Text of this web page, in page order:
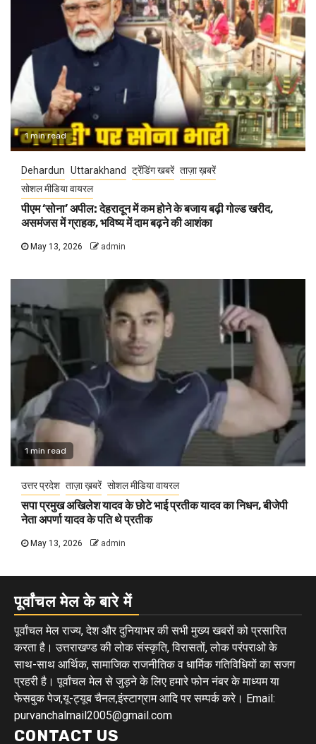
1 min read
Dehardun Uttarakhand ट्रेंडिंग खबरें ताज़ा ख़बरें
सोशल मीडिया वायरल
पीएम ‘सोना’ अपील: देहरादून में कम होने के बजाय बढ़ी गोल्ड खरीद,
असमंजस में ग्राहक, भविष्य में दाम बढ़ने की आशंका
May 13, 2026 admin
1 min read
उत्तर प्रदेश ताज़ा ख़बरें सोशल मीडिया वायरल
सपा प्रमुख अखिलेश यादव के छोटे भाई प्रतीक यादव का निधन, बीजेपी
नेता अपर्णा यादव के पति थे प्रतीक
May 13, 2026 admin
पूर्वांचल मेल के बारे में
पूर्वांचल मेल राज्य, देश और दुनियाभर की सभी मुख्य खबरों को प्रसारित
करता है। उत्तराखण्ड की लोक संस्कृति, विरासतों, लोक परंपराओ के
साथ-साथ आर्थिक, सामाजिक राजनीतिक व धार्मिक गतिविधियों का सजग
प्रहरी है। पूर्वांचल मेल से जुड़ने के लिए हमारे फोन नंबर के माध्यम या
फेसबुक पेज,यू-ट्यूब चैनल,इंस्टाग्राम आदि पर सम्पर्क करे। Email:
purvanchalmail2005@gmail.com
CONTACT US